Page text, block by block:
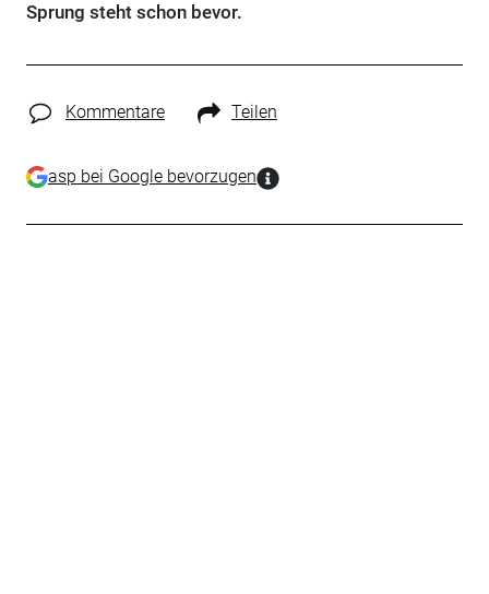
Sprung steht schon bevor.
Kommentare Teilen
asp bei Google bevorzugen